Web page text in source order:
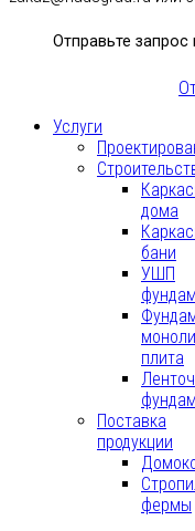
Отправьте
Услуги
дома
бани
УШП
плита
Поставка
продукции
фермы